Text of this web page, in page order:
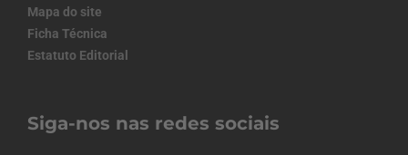
Mapa do site
Ficha Técnica
Estatuto Editorial
Siga-nos nas redes sociais